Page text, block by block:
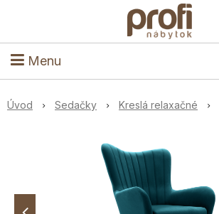
Menu
Kuchyňa a jedáleň
Úvod Sedačky Kreslá relaxačné